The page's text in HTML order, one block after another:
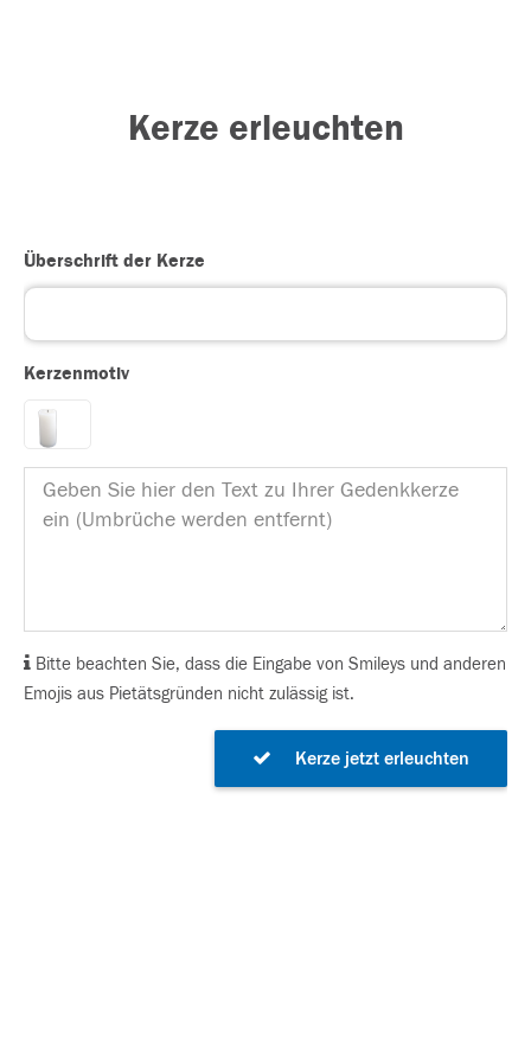
Kerze erleuchten
Überschrift der Kerze
Kerzenmotiv
Bitte beachten Sie, dass die Eingabe von Smileys und anderen
Emojis aus Pietätsgründen nicht zulässig ist.
Kerze jetzt erleuchten